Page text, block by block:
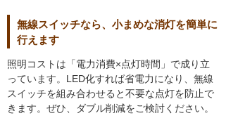
無線スイッチなら、小まめな消灯を簡単に
行えます
照明コストは「電力消費×点灯時間」で成り立
っています。LED化すれば省電力になり、無線
スイッチを組み合わせると不要な点灯を防止で
きます。ぜひ、ダブル削減をご検討ください。